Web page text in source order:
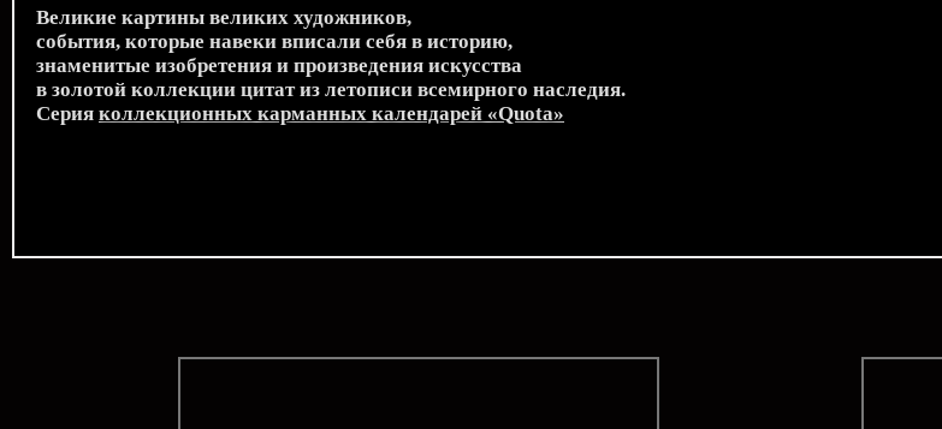
Великие картины великих художников,
события, которые навеки вписали себя в историю,
знаменитые изобретения и произведения искусства
в золотой коллекции цитат из летописи всемирного наследия.
Серия коллекционных карманных календарей «Quota»